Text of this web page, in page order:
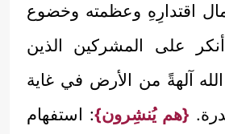
اقتدارِهِ وعظمته وخضوع
على المشركين الذين
آلهةً من الأرض في غاية
{هم يُنشِرون}: استفهام